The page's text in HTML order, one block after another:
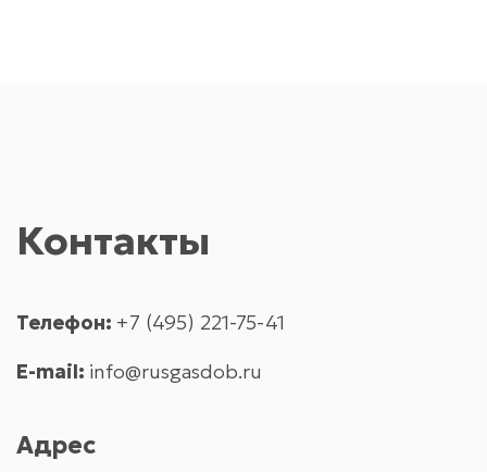
Контакты
Телефон: +7 (495) 221-75-41
E-mail: info@rusgasdob.ru
Адрес